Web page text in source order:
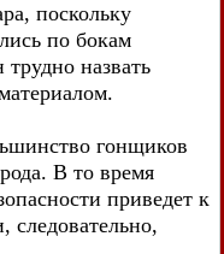
поскольку
по бокам
назвать
гонщиков
В то время
приведет к
следовательно,